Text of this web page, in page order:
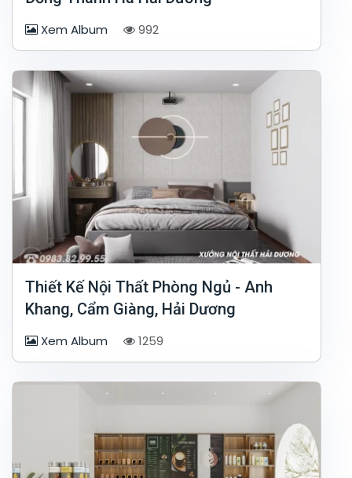
Xem Album 992
Thiết Kế Nội Thất Phòng Ngủ - Anh
Khang, Cẩm Giàng, Hải Dương
Xem Album 1259